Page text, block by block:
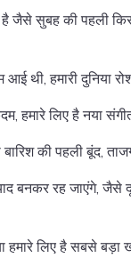
जैसे सुबह की पहली
थी, हमारी दुनिया
हमारे लिए है नया
की पहली बूंद,
बनकर रह जाएंगे, जैसे
हमारे लिए है सबसे